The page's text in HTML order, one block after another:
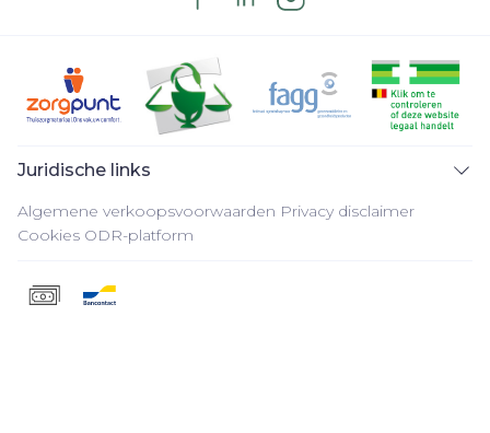
Juridische links
Algemene verkoopsvoorwaarden Privacy disclaimer
Cookies ODR-platform